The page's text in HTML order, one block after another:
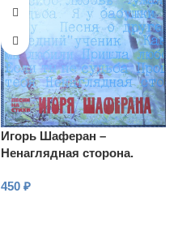
Игорь Шаферан –
Ненаглядная сторона.
Шаферана
450 ₽